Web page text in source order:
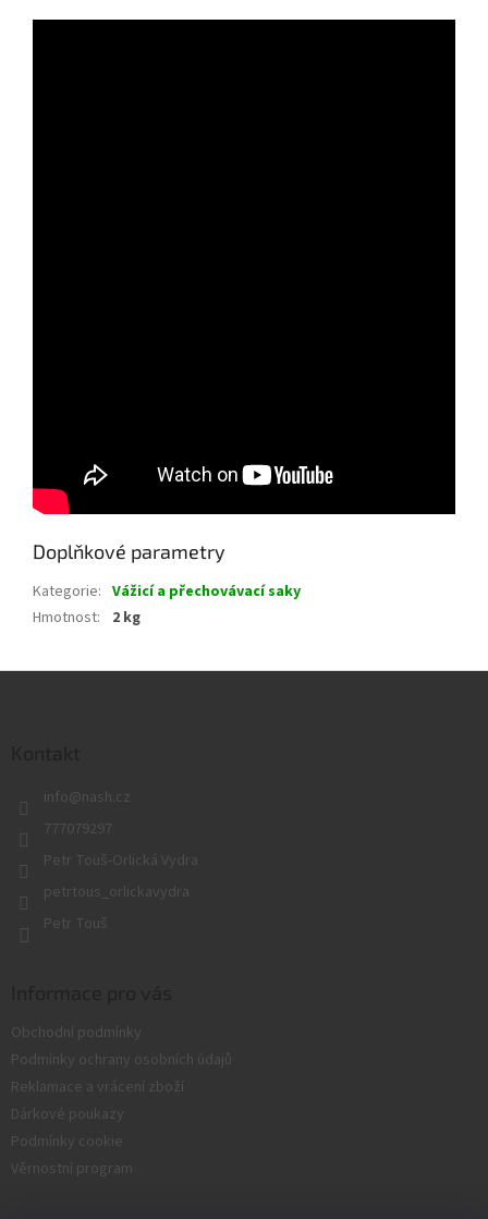
Doplňkové parametry
Kategorie: Vážicí a přechovávací saky
Hmotnost: 2 kg
info@nash.cz
777079297
Petr Touš-Orlická Vydra
petrtous_orlickavydra
Petr Touš
Obchodní podmínky
Podmínky ochrany osobních údajů
Reklamace a vrácení zboží
Dárkové poukazy
Podmínky cookie
Věrnostní program